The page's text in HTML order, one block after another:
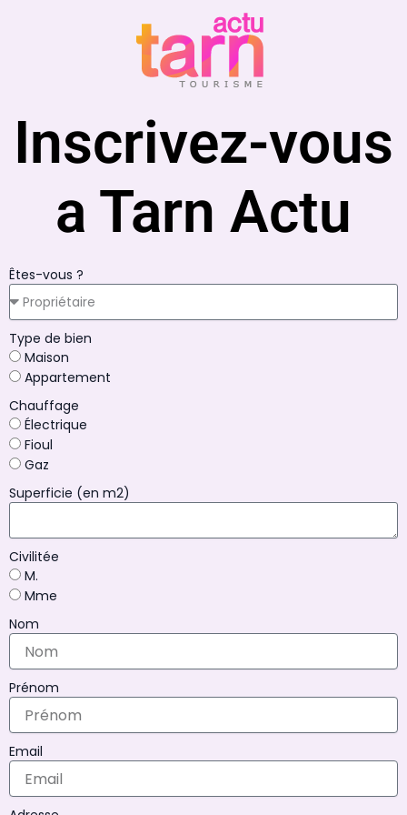
Inscrivez-vous
a Tarn Actu
Êtes-vous ?
Type de bien
Maison
Appartement
Chauffage
Électrique
Fioul
Gaz
Superficie (en m2)
Civilitée
M.
Mme
Nom
Prénom
Email